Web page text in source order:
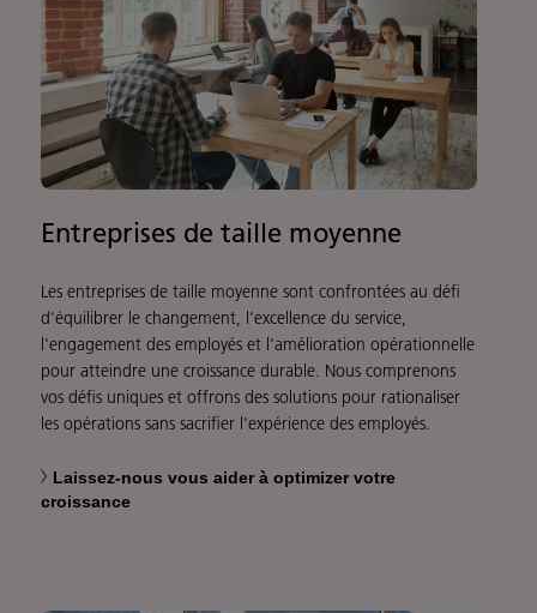
Entreprises de taille moyenne
Les entreprises de taille moyenne sont confrontées au défi
d'équilibrer le changement, l'excellence du service,
l'engagement des employés et l'amélioration opérationnelle
pour atteindre une croissance durable. Nous comprenons
vos défis uniques et offrons des solutions pour rationaliser
les opérations sans sacrifier l'expérience des employés.
Laissez-nous vous aider à optimizer votre
croissance